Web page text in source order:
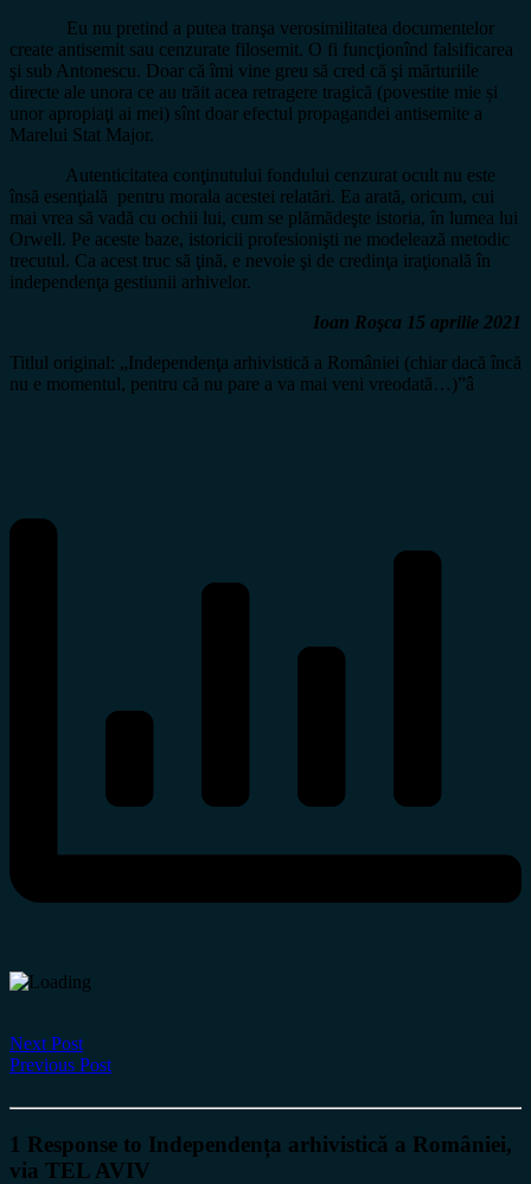
Eu nu pretind a putea tranşa verosimilitatea documentelor
create antisemit sau cenzurate filosemit. O fi funcţionînd falsificarea
şi sub Antonescu. Doar că îmi vine greu să cred că şi mărturiile
directe ale unora ce au trăit acea retragere tragică (povestite mie și
unor apropiaţi ai mei) sînt doar efectul propagandei antisemite a
Marelui Stat Major.
Autenticitatea conţinutului fondului cenzurat ocult nu este
însă esenţială pentru morala acestei relatări. Ea arată, oricum, cui
mai vrea să vadă cu ochii lui, cum se plămădeşte istoria, în lumea lui
Orwell. Pe aceste baze, istoricii profesionişti ne modelează metodic
trecutul. Ca acest truc să ţină, e nevoie şi de credinţa iraţională în
independenţa gestiunii arhivelor.
Ioan Roşca 15 aprilie 2021
Titlul original: „Independenţa arhivistică a României (chiar dacă încă
nu e momentul, pentru că nu pare a va mai veni vreodată…)”â
Next Post
Previous Post
1 Response to Independența arhivistică a României,
via TEL AVIV